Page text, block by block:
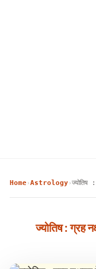
Home›Astrology›ज्योतिष
ज्योतिष : ग्रह